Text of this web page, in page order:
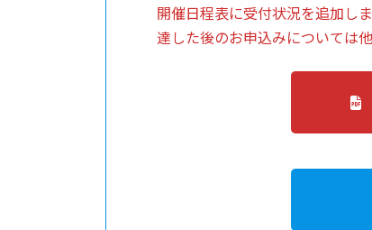
開催日程表に受付状況を追加し
達した後のお申込みについては